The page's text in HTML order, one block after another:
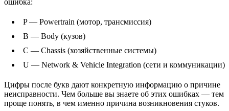
ошибка:
P — Powertrain (мотор, трансмиссия)
B — Body (кузов)
C — Chassis (хозяйственные системы)
U — Network & Vehicle Integration (сети и коммуникации)
Цифры после букв дают конкретную информацию о причине
неисправности. Чем больше вы знаете об этих ошибках — тем
проще понять, в чем именно причина возникновения стуков.